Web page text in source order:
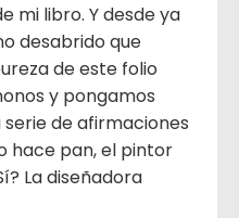
mi libro. Y desde ya
desabrido que
de este folio
y pongamos
de afirmaciones
hace pan, el pintor
La diseñadora